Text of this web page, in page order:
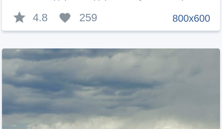
800x600
4.8 259